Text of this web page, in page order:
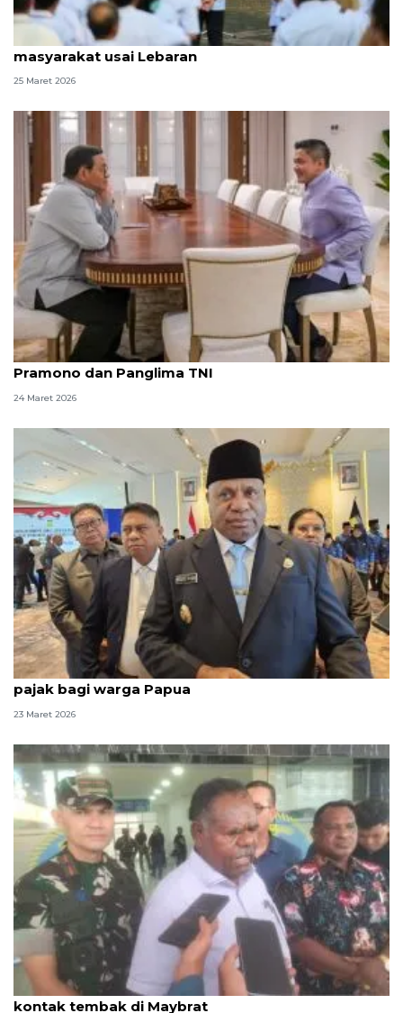
Gubernur Jateng minta ASN jangan kendor layani
masyarakat usai Lebaran
25 Maret 2026
Idul Fitri, Seskab Teddy silaturahmi dengan
Pramono dan Panglima TNI
24 Maret 2026
Gubernur beri kado Lebaran berupa keringanan
pajak bagi warga Papua
23 Maret 2026
Gubernur sampaikan duka dua TNI gugur dalam
kontak tembak di Maybrat